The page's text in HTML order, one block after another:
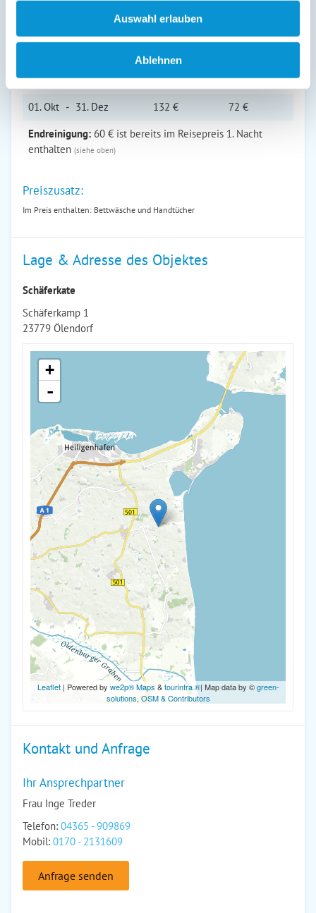
Auswahl erlauben
Ablehnen
150 €
175 €
01. Sep - 30. Sep 150 €
90 €
01. Okt - 31. Dez 132 €
72 €
Endreinigung: 60 € ist bereits im Reisepreis 1. Nacht
enthalten (siehe oben)
Preiszusatz:
Im Preis enthalten: Bettwäsche und Handtücher
Lage & Adresse des Objektes
Schäferkate
Schäferkamp 1
23779 Ölendorf
+
-
Leaflet| Powered by we2p® Maps &tourinfra ®| Map data by ©green-
solutions,OSM & Contributors
Kontakt und Anfrage
Ihr Ansprechpartner
Frau Inge Treder
Telefon: 04365 - 909869
Mobil: 0170 - 2131609
Anfrage senden